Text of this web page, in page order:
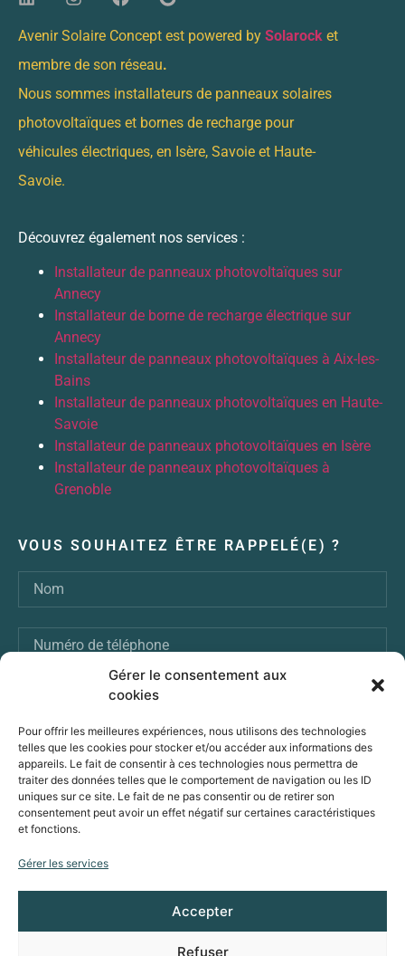
Gérer le consentement aux
cookies
Pour offrir les meilleures expériences, nous utilisons des technologies
telles que les cookies pour stocker et/ou accéder aux informations des
appareils. Le fait de consentir à ces technologies nous permettra de
traiter des données telles que le comportement de navigation ou les ID
uniques sur ce site. Le fait de ne pas consentir ou de retirer son
consentement peut avoir un effet négatif sur certaines caractéristiques
et fonctions.
Gérer les services
Accepter
Refuser
Avenir Solaire Concept est powered by Solarock et
membre de son réseau.
Nous sommes installateurs de panneaux solaires
photovoltaïques et bornes de recharge pour
véhicules électriques, en Isère, Savoie et Haute-
Savoie.
Découvrez également nos services :
Installateur de panneaux photovoltaïques sur
Annecy
Installateur de borne de recharge électrique sur
Annecy
Installateur de panneaux photovoltaïques à Aix-les-
Bains
Installateur de panneaux photovoltaïques en Haute-
Savoie
Installateur de panneaux photovoltaïques en Isère
Installateur de panneaux photovoltaïques à
Grenoble
VOUS SOUHAITEZ ÊTRE RAPPELÉ(E) ?
VOUS POUVEZ ÉGALEMENT NOUS ENVOYER
UN MESSAGE :
Prenons contact
© Avenir Solaire Concept, powered by Solarock